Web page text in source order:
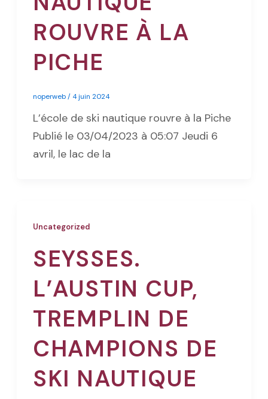
ROUVRE À LA
PICHE
noperweb/ 4 juin 2024
L’école de ski nautique rouvre à la Piche
Publié le 03/04/2023 à 05:07 Jeudi 6
avril, le lac de la
Uncategorized
SEYSSES.
L’AUSTIN CUP,
TREMPLIN DE
CHAMPIONS DE
SKI NAUTIQUE